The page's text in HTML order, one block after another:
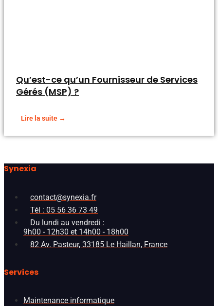
Qu’est-ce qu’un Fournisseur de Services
Gérés (MSP) ?
Lire la suite →
Synexia
contact@synexia.fr
Tél : 05 56 36 73 49
Du lundi au vendredi :
9h00 - 12h30 et 14h00 - 18h00
82 Av. Pasteur, 33185 Le Haillan, France
Services
Maintenance informatique